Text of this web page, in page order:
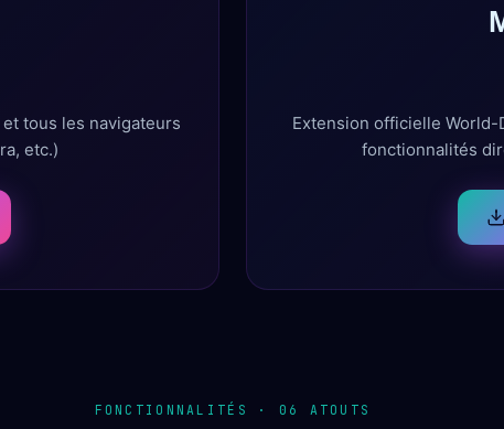
tous les navigateurs
etc.)
Extension officielle
fonctionnalités
FONCTIONNALITÉS · 06 ATOUTS